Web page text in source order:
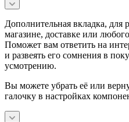
Дополнительная вкладка,
магазине, доставке или
Поможет вам ответить на
и развеять его сомнения в
усмотрению.
Вы можете убрать её или
галочку в настройках